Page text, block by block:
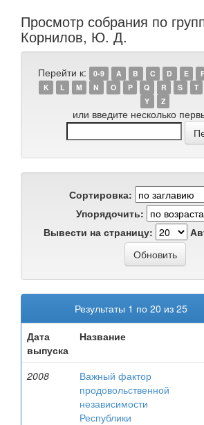
Просмотр собрания по
Корнилов, Ю. Д.
Перейти к: 0-9 A B C D E F
K
L M N O P Q R S T
Y
Z
или введите несколько
Сортировка:
Упорядочить:
Вывести на страницу:
Результаты 1 по 20 из 25
Дата
выпуска
Название
2008
Важный фактор
продовольственной
независимости
Республики